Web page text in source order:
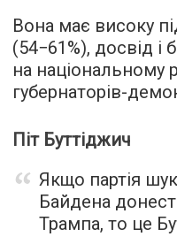
Вона має високу
(54−61%), досвід і
на національному
губернаторів-
Піт Буттіджич
Якщо партія
Байдена
Трампа, то це